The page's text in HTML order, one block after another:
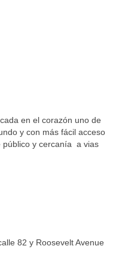
en el corazón uno de
y con más fácil acceso
público y cercanía a vias
82 y Roosevelt Avenue